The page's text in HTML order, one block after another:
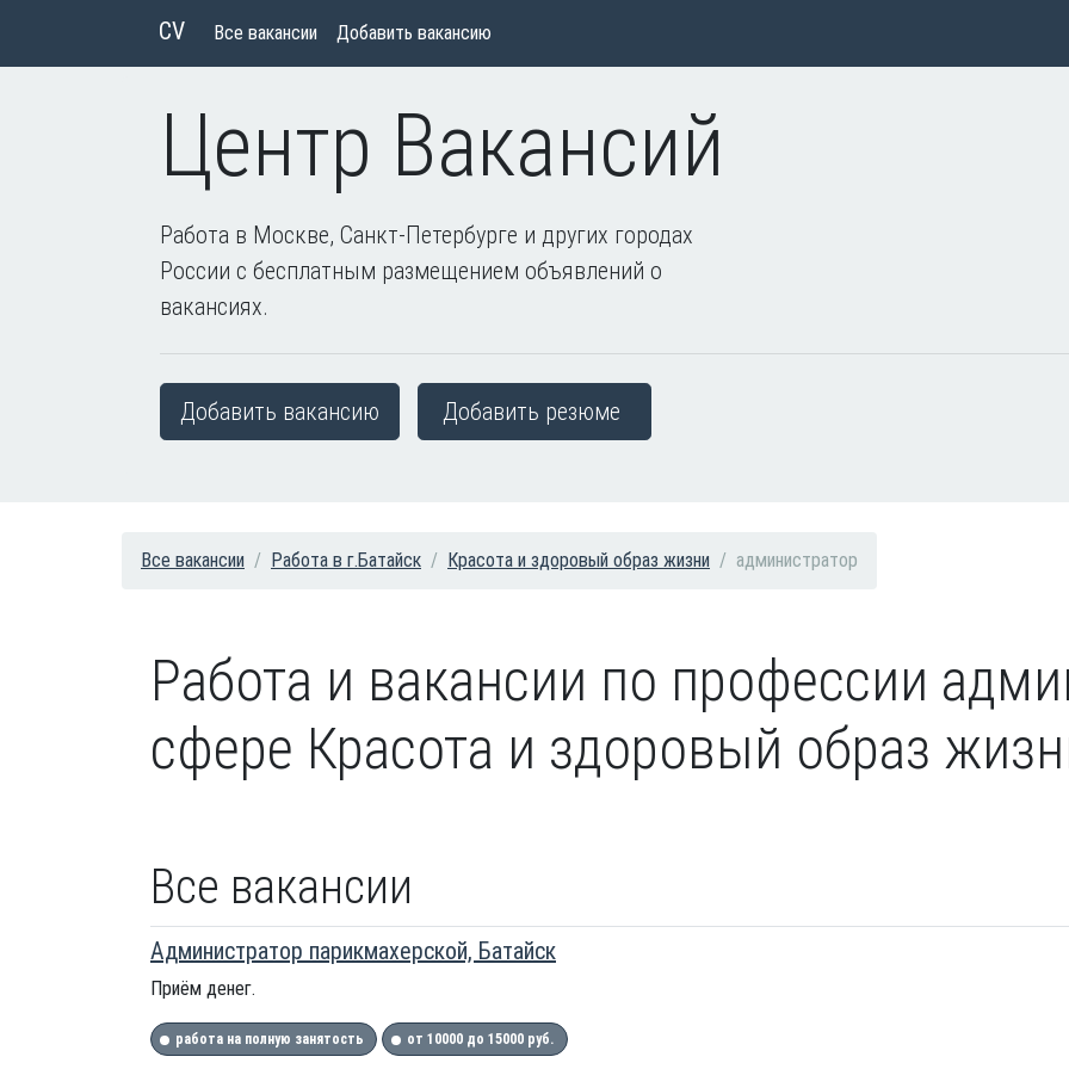
CV Все вакансии Добавить вакансию
Центр Вакансий
Работа в Москве, Санкт-Петербурге и других городах
России с бесплатным размещением объявлений о
вакансиях.
Добавить вакансию Добавить резюме
Все вакансии Работа в г.Батайск Красота и здоровый образ жизни администратор
Работа и вакансии по профессии
сфере Красота и здоровый образ
Все вакансии
Администратор парикмахерской, Батайск
Приём денег.
работа на полную занятость от 10000 до 15000 руб.